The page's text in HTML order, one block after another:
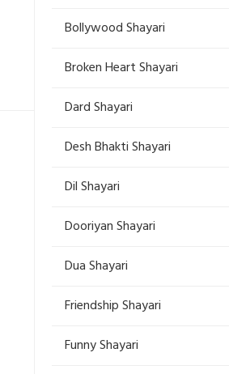
Bollywood Shayari
Broken Heart Shayari
Dard Shayari
Desh Bhakti Shayari
Dil Shayari
Dooriyan Shayari
Dua Shayari
Friendship Shayari
Funny Shayari